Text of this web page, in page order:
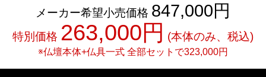
メーカー希望小売価格 847,000円
特別価格 263,000円 (本体のみ、税込)
※仏壇本体+仏具一式 全部セットで323,000円